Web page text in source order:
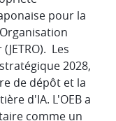
pour la
Les
2028,
de dépôt et la
d'IA. L'OEB a
comme un